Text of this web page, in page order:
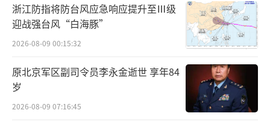
浙江防指将防台风应急响应提升至Ⅲ级
迎战强台风“白海豚”
2026-08-09 00:15:32
原北京军区副司令员李永金逝世 享年84
岁
2026-08-09 07:16:45